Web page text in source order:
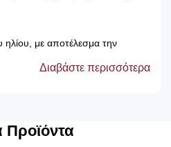
ηλίου, με αποτέλεσμα την
καθώς καθαρίζονται μόνο με ένα
κάτω από ξύλινη μετώπη ή
Διαβάστε περισσότερα
Προϊόντα